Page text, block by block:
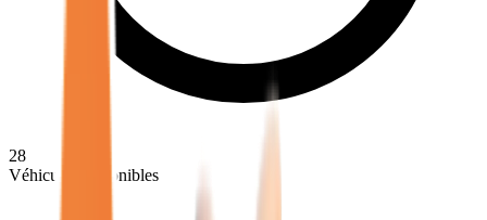
28
Véhicules disponibles